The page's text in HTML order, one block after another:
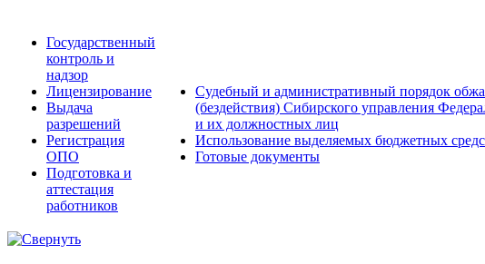
Государственный
контроль и
надзор
Лицензирование
Выдача
разрешений
Регистрация
ОПО
Подготовка и
аттестация
работников
Судебный и административный порядок
(бездействия) Сибирского управления
и их должностных лиц
Использование выделяемых бюджетных
Готовые документы